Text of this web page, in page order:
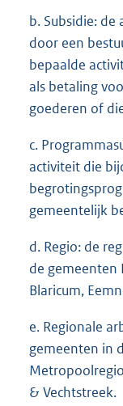
b. Subsidie:
door een
bepaalde
als betaling
goederen of
c.
activiteit die
gemeentelijk
d. Regio: de
de gemeenten
Blaricum,
e. Regionale
gemeenten in
& Vechtstreek.